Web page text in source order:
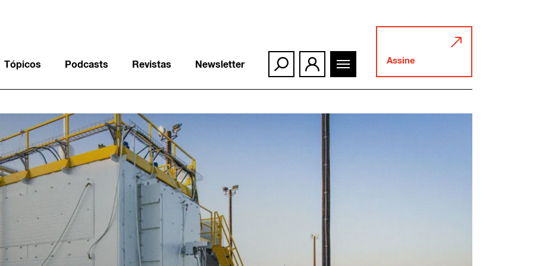
Tópicos Podcasts Revistas Newsletter Assine